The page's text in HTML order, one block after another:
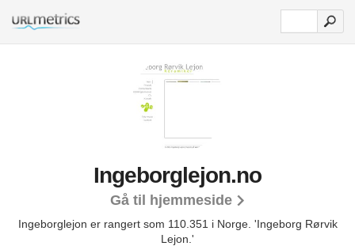
Ingeborglejon.no
Gå til hjemmeside
Ingeborglejon er rangert som 110.351 i Norge. 'Ingeborg Rørvik
Lejon.'